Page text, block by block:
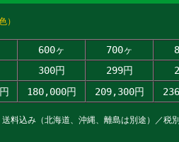
）
600ヶ 700ヶ
300円 299円
180,000円 209,300円
料込み（北海道、沖縄、離島は別途）／税